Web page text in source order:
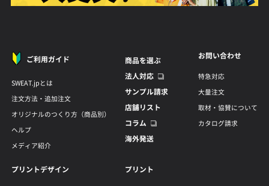
ご利用ガイド
SWEAT.jpとは
注文方法・追加注文
オリジナルのつくり方（商品別）
ヘルプ
メディア紹介
商品を選ぶ
法人対応
サンプル請求
店舗リスト
コラム
海外発送
お問い合わせ
特急対応
大量注文
取材・協賛について
カタログ請求
プリントデザイン プリント